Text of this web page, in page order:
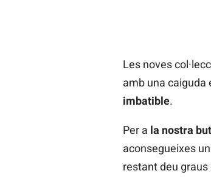
Les noves
amb una caiguda
imbatible.
Per a la nostra
aconsegueixes
restant deu